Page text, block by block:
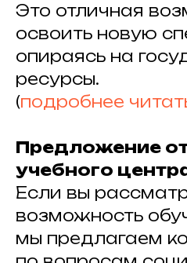
Это отличная
освоить новую
опираясь на
ресурсы.
(подробнее
Предложение
учебного
Если вы
возможность
мы предлагаем